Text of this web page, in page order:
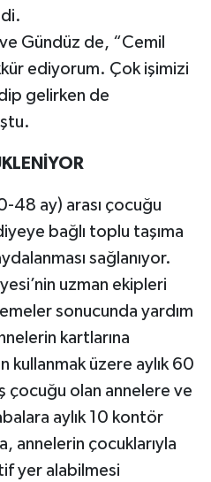
Gündüz de, “Cemil
ediyorum. Çok işimizi
gelirken de
48 ay) arası çocuğu
bağlı toplu taşıma
sağlanıyor.
uzman ekipleri
sonucunda yardım
kartlarına
kullanmak üzere aylık 60
çocuğu olan annelere ve
aylık 10 kontör
annelerin çocuklarıyla
yer alabilmesi